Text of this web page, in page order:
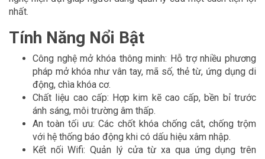
nhất.
Tính Năng Nổi Bật
Công nghệ mở khóa thông minh: Hỗ trợ nhiều phương
pháp mở khóa như vân tay, mã số, thẻ từ, ứng dụng di
động, chìa khóa cơ.
Chất liệu cao cấp: Hợp kim kẽ cao cấp, bền bỉ trước
ánh sáng, môi trường âm thấp.
An toàn tối ưu: Các chốt khóa chống cắt, chống trộm
với hệ thống báo động khi có dấu hiệu xâm nhập.
Kết nối Wifi: Quản lý cửa từ xa qua ứng dụng trên